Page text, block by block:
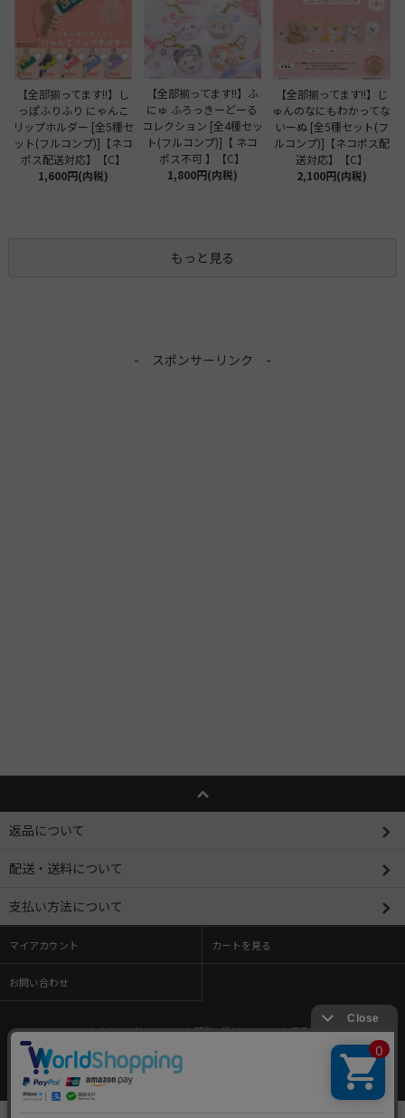
【全部揃ってます!!】し
っぽふりふり にゃんこ
リップホルダー [全5種セ
ット(フルコンプ)]【ネコ
ポス配送対応】【C】
1,600円(内税)
【全部揃ってます!!】ふ
にゅ ふろっきーどーる
コレクション [全4種セッ
ト(フルコンプ)]【 ネコ
ポス不可 】【C】
1,800円(内税)
【全部揃ってます!!】じ
ゅんのなにもわかってな
いーぬ [全5種セット(フ
ルコンプ)]【ネコポス配
送対応】【C】
2,100円(内税)
もっと見る
- スポンサーリンク -
返品について
配送・送料について
支払い方法について
マイアカウント カートを見る
お問い合わせ
ホーム / 支払い方法について / 配送・送料について / 返品について /
特定商取引法に基づく表記
メルマガ登録・解除 /
ショップブログ